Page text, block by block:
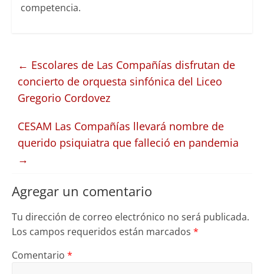
competencia.
← Escolares de Las Compañías disfrutan de
concierto de orquesta sinfónica del Liceo
Gregorio Cordovez
CESAM Las Compañías llevará nombre de
querido psiquiatra que falleció en pandemia
→
Agregar un comentario
Tu dirección de correo electrónico no será publicada.
Los campos requeridos están marcados *
Comentario *